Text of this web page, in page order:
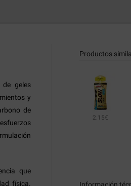
geles
y
de
que
física.
Productos
2.15€
Información